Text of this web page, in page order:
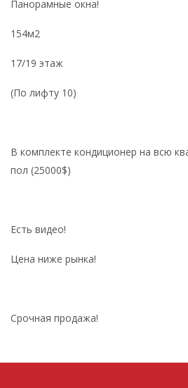
Панорамные окна!
154м2
17/19 этаж
(По лифту 10)
В комплекте кондиционер на всю
пол (25000$)
Есть видео!
Цена ниже рынка!
Срочная продажа!